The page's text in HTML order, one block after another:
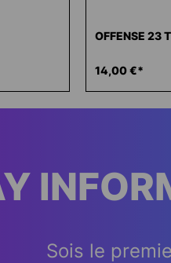
OFFENSE 23
14,00 €*
Sois le